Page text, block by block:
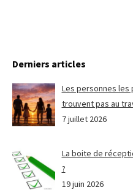
Derniers articles
Les personnes les
trouvent pas au
7 juillet 2026
La boite de
?
19 juin 2026